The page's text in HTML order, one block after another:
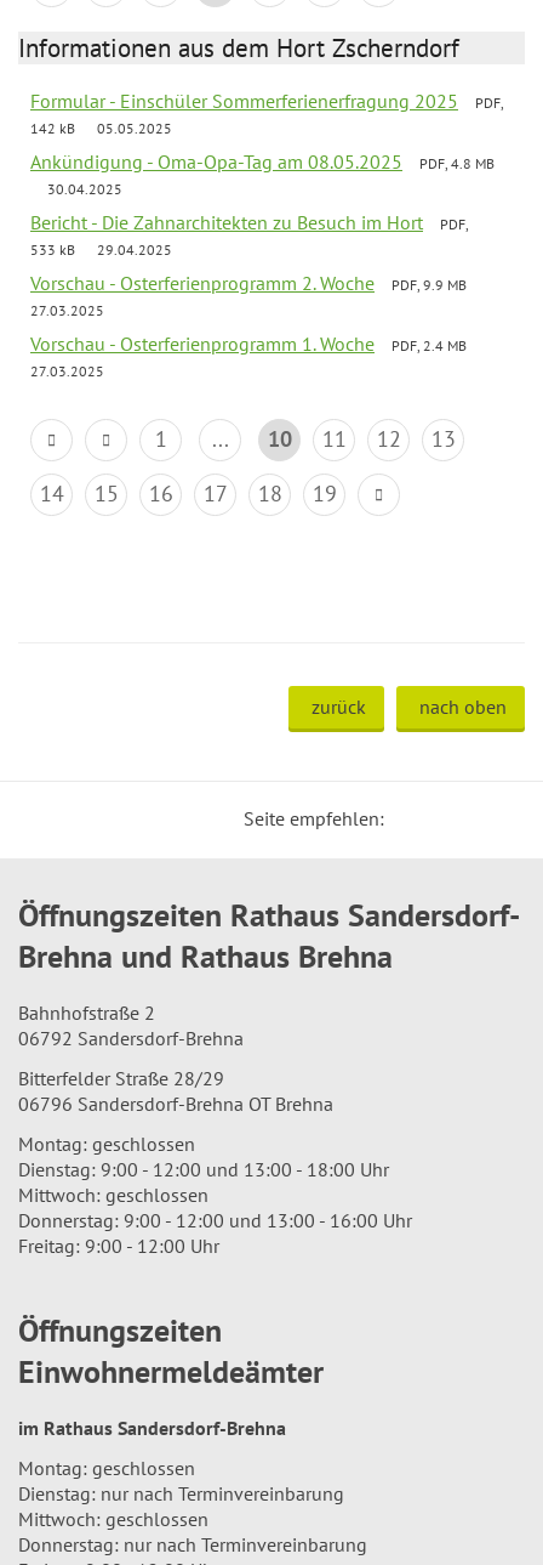
Informationen aus dem Hort Zscherndorf
Formular - Einschüler Sommerferienerfragung 2025
PDF,
142 kB
05.05.2025
Ankündigung - Oma-Opa-Tag am 08.05.2025
PDF, 4.8 MB
30.04.2025
Bericht - Die Zahnarchitekten zu Besuch im Hort
PDF,
533 kB
29.04.2025
Vorschau - Osterferienprogramm 2. Woche
PDF, 9.9 MB
27.03.2025
Vorschau - Osterferienprogramm 1. Woche
PDF, 2.4 MB
27.03.2025
1 ... 10 11 12
13
14
15 16 17 18 19
zurück nach oben
Seite empfehlen:
Öffnungszeiten Rathaus Sandersdorf-
Brehna und Rathaus Brehna
Bahnhofstraße 2
06792 Sandersdorf-Brehna
Bitterfelder Straße 28/29
06796 Sandersdorf-Brehna OT Brehna
Montag: geschlossen
Dienstag: 9:00 - 12:00 und 13:00 - 18:00 Uhr
Mittwoch: geschlossen
Donnerstag: 9:00 - 12:00 und 13:00 - 16:00 Uhr
Freitag: 9:00 - 12:00 Uhr
Öffnungszeiten
Einwohnermeldeämter
im Rathaus Sandersdorf-Brehna
Montag: geschlossen
Dienstag: nur nach Terminvereinbarung
Mittwoch: geschlossen
Donnerstag: nur nach Terminvereinbarung